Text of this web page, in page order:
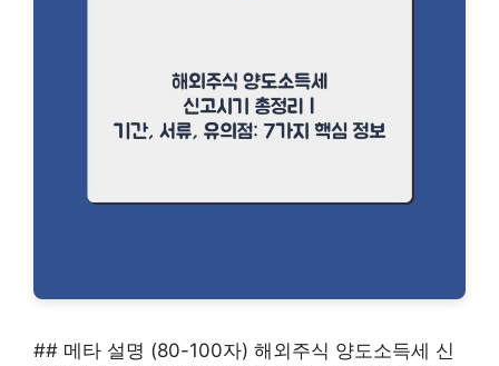
## 메타 설명 (80-100자) 해외주식 양도소득세 신